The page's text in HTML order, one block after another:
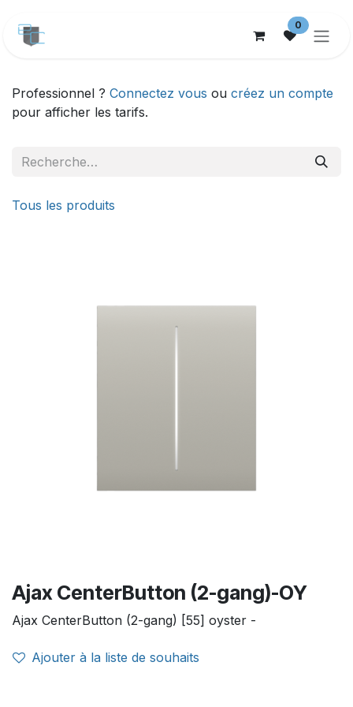
0
Professionnel ? Connectez vous ou créez un compte
pour afficher les tarifs.
Tous les produits
Ajax CenterButton (2-gang)-OY
Ajax CenterButton (2-gang) [55] oyster -
Ajouter à la liste de souhaits